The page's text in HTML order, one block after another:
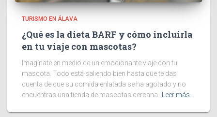
TURISMO EN ÁLAVA
¿Qué es la dieta BARF y cómo incluirla
en tu viaje con mascotas?
Imagínate en medio de un emocionante viaje con tu
mascota. Todo está saliendo bien hasta que te das
cuenta de que su comida enlatada se ha agotado y no
encuentras una tienda de mascotas cercana.
Leer más…